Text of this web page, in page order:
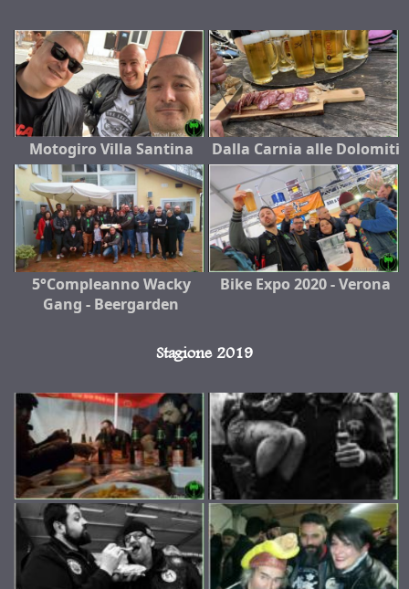
Motogiro Villa Santina Dalla Carnia alle Dolomiti
5°Compleanno Wacky
Gang - Beergarden
Bike Expo 2020 - Verona
Stagione 2019